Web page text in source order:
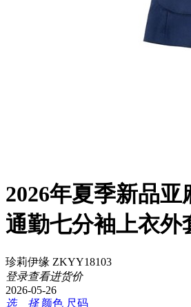
2026年夏季新品
通勤七分袖上衣外
珍莉伊缘 ZKYY18103
登录查看进货价
2026-05-26
选 择 颜色 尺码